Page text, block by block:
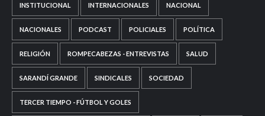
INSTITUCIONAL INTERNACIONALES NACIONAL
NACIONALES PODCAST POLICIALES POLÍTICA
RELIGIÓN ROMPECABEZAS - ENTREVISTAS SALUD
SARANDÍ GRANDE SINDICALES SOCIEDAD
TERCER TIEMPO - FÚTBOL Y GOLES